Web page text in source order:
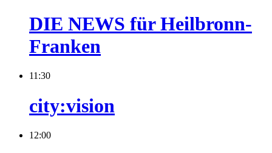
DIE NEWS für Heilbronn-
Franken
11:30
city:vision
12:00